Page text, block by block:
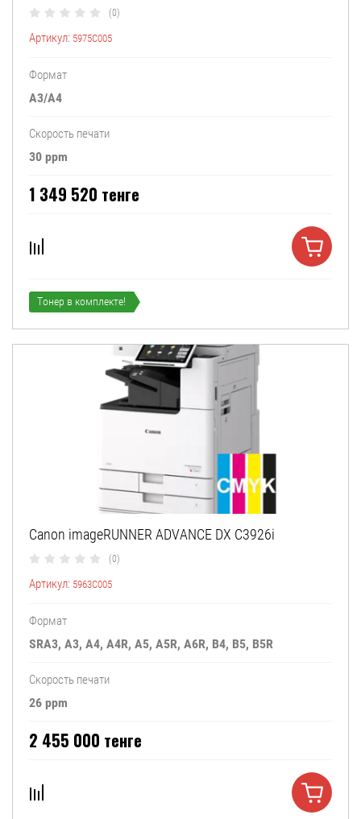
(0)
Артикул: 5975C005
Формат
A3/A4
Скорость печати
30 ppm
1 349 520 тенге
Тонер в комплекте!
Canon imageRUNNER ADVANCE DX C3926i
(0)
Артикул: 5963C005
Формат
SRA3, A3, A4, A4R, A5, A5R, A6R, B4, B5, B5R
Скорость печати
26 ppm
2 455 000 тенге